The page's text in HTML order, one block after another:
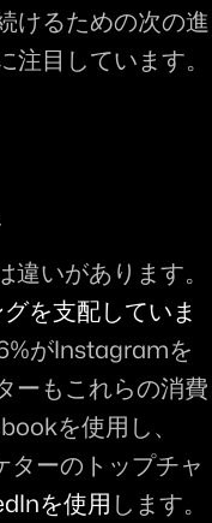
けるための次の進
目しています。
いがあります。
を支配していま
がInstagramを
ーもこれらの消費
を使用し、
ーのトップチャ
を使用 します。